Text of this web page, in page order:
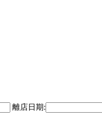
離店日期: